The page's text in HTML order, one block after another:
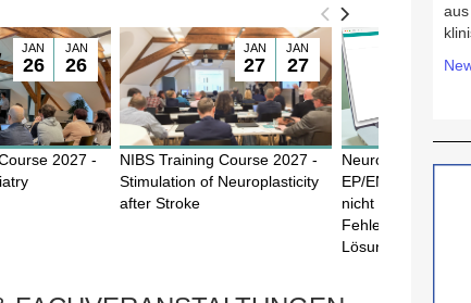
JAN
26
JAN
26
2027 -
JAN
27
JAN
27
NIBS Training Course 2027 -
Stimulation of Neuroplasticity
after Stroke
Neurolite Academy
EP/ENG – wenn
nicht passt:
Fehlerquellen &
Lösungen